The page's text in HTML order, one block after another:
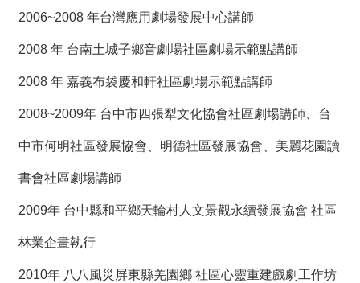
2006~2008 年台灣應用劇場發展中心講師
2008 年 台南土城子鄉音劇場社區劇場示範點講師
2008 年 嘉義布袋慶和軒社區劇場示範點講師
2008~2009年 台中市四張犁文化協會社區劇場講師、台
中市何明社區發展協會、明德社區發展協會、美麗花園讀
書會社區劇場講師
2009年 台中縣和平鄉天輪村人文景觀永續發展協會 社區
林業企畫執行
2010年 八八風災屏東縣羌園鄉 社區心靈重建戲劇工作坊